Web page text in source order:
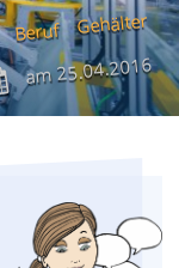
Beruf Gehälter
am25.04.2016